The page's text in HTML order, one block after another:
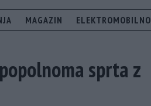
MAGAZIN ELEKTROMOBILNO
sprta z